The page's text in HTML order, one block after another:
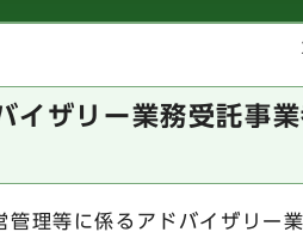
ザリー業務受託事業
理等に係るアドバイザリー